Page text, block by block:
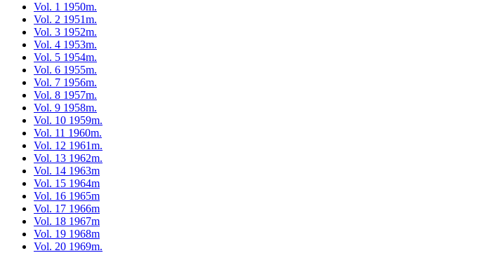
Vol. 1 1950m.
Vol. 2 1951m.
Vol. 3 1952m.
Vol. 4 1953m.
Vol. 5 1954m.
Vol. 6 1955m.
Vol. 7 1956m.
Vol. 8 1957m.
Vol. 9 1958m.
Vol. 10 1959m.
Vol. 11 1960m.
Vol. 12 1961m.
Vol. 13 1962m.
Vol. 14 1963m
Vol. 15 1964m
Vol. 16 1965m
Vol. 17 1966m
Vol. 18 1967m
Vol. 19 1968m
Vol. 20 1969m.